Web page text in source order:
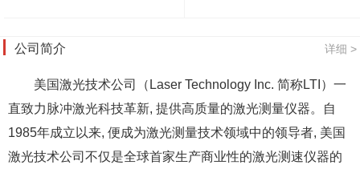
公司简介 详细 >
美国激光技术公司（Laser Technology Inc. 简称LTI）一
直致力脉冲激光科技革新, 提供高质量的激光测量仪器。自
1985年成立以来, 便成为激光测量技术领域中的领导者, 美国
激光技术公司不仅是全球首家生产商业性的激光测速仪器的